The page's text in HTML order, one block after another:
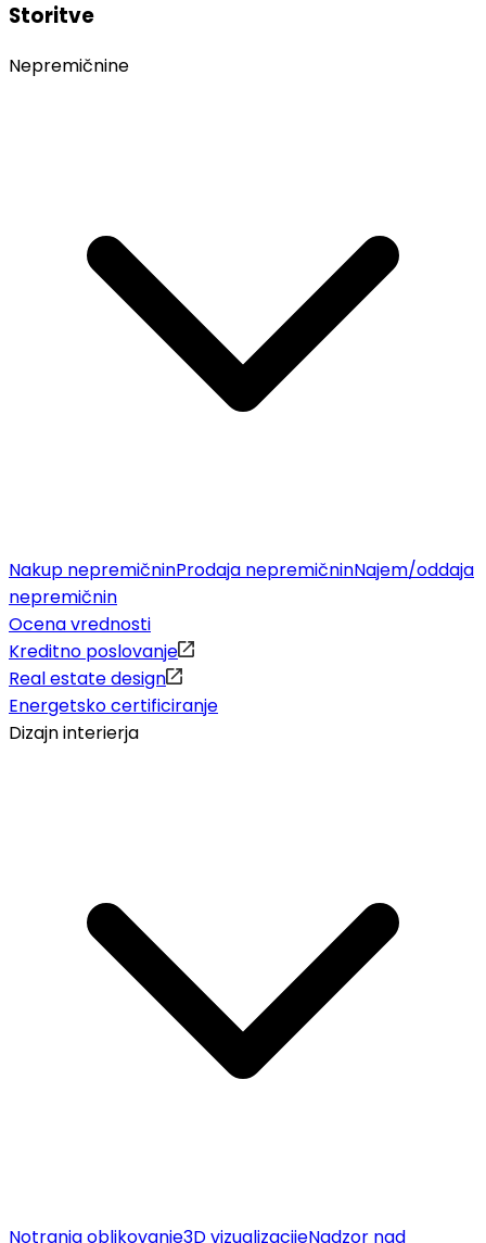
Storitve
Nepremičnine
Nakup nepremičninProdaja nepremičninNajem/oddaja
nepremičnin
Ocena vrednosti
Kreditno poslovanje
Real estate design
Energetsko certificiranje
Dizajn interierja
Notranja oblikovanje3D vizualizacijeNadzor nad